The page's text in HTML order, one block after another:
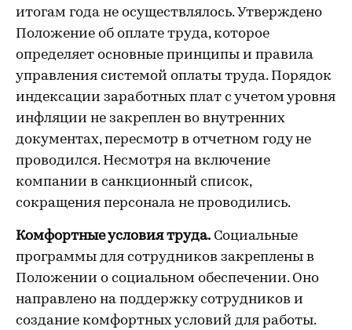
итогам года не осуществлялось. Утверждено
Положение об оплате труда, которое
определяет основные принципы и правила
управления системой оплаты труда. Порядок
индексации заработных плат с учетом уровня
инфляции не закреплен во внутренних
документах, пересмотр в отчетном году не
проводился. Несмотря на включение
компании в санкционный список,
сокращения персонала не проводились.
Комфортные условия труда. Социальные
программы для сотрудников закреплены в
Положении о социальном обеспечении. Оно
направлено на поддержку сотрудников и
создание комфортных условий для работы.